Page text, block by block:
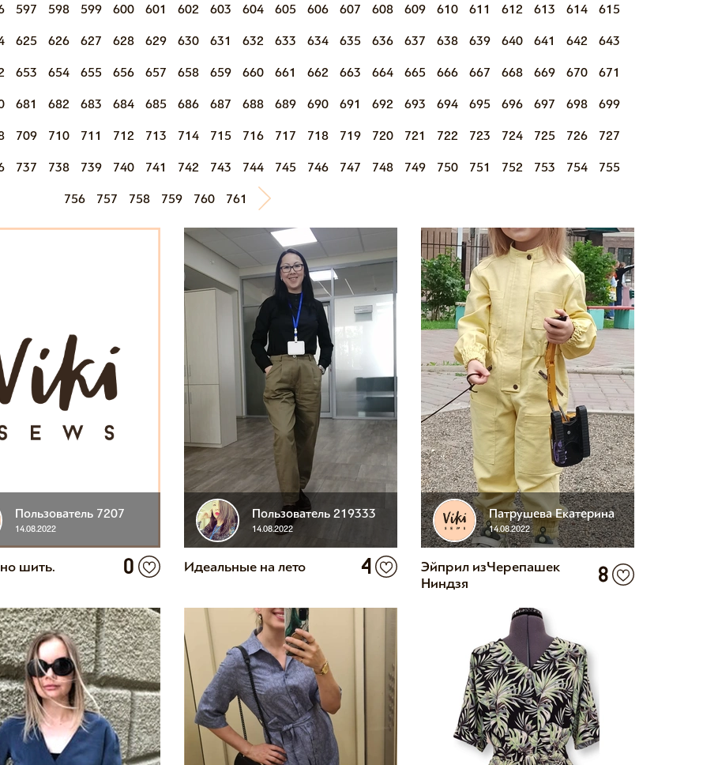
597 598 599 600 601 602 603 604 605 606 607 608 609 610 611 612 613 614 615
625 626 627 628 629 630 631 632 633 634 635 636 637 638 639 640 641 642 643
653 654 655 656 657 658 659 660 661 662 663 664 665 666 667 668 669 670 671
681 682 683 684 685 686 687 688 689 690 691 692 693 694 695 696 697 698 699
709 710 711 712 713 714 715 716 717 718 719 720 721 722 723 724 725 726 727
737 738 739 740 741 742 743 744 745 746 747 748 749 750 751 752 753 754 755
756 757 758 759 760 761
Пользователь 7207
14.08.2022
шить. 0
Пользователь 219333
14.08.2022
Идеальные на лето 4
Патрушева Екатерина
14.08.2022
Эйприл из Черепашек
Ниндзя
8